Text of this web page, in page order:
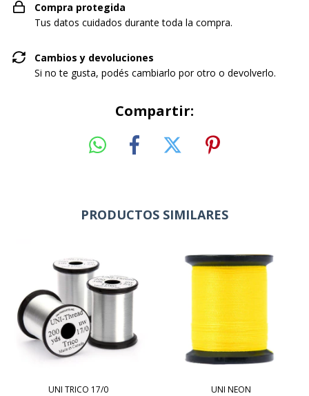
Compra protegida
Tus datos cuidados durante toda la compra.
Cambios y devoluciones
Si no te gusta, podés cambiarlo por otro o devolverlo.
Compartir:
PRODUCTOS SIMILARES
UNI TRICO 17/0 UNI NEON